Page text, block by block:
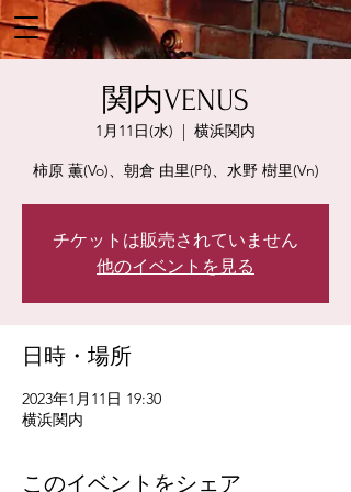
関内VENUS
1月11日(水)
  |
横浜関内
柿原 薫(Vo)、朝倉 由里(Pf)、水野 樹里(Vn)
チケットは販売されていません
他のイベントを見る
日時・場所
2023年1月11日 19:30
横浜関内
このイベントをシェア